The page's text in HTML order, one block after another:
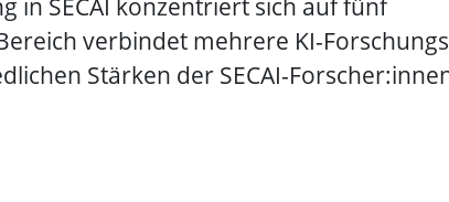
in SECAI konzentriert sich auf fünf
verbindet mehrere KI-
Stärken der SECAI-